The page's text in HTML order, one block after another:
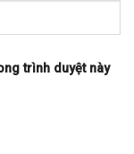
trình duyệt này